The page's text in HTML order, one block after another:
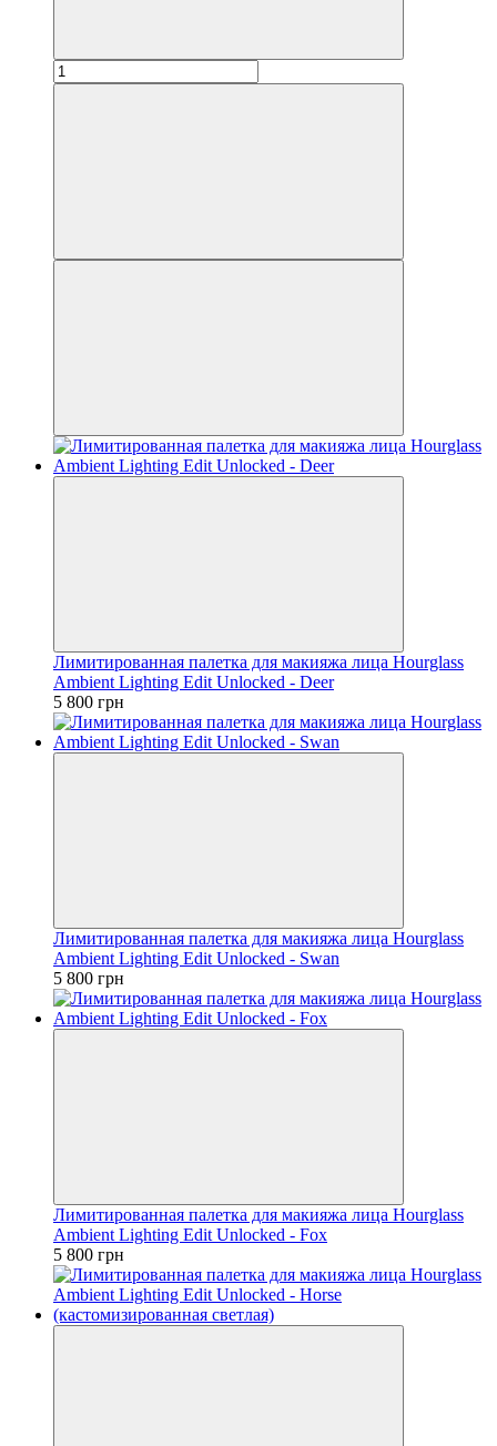
Лимитированная палетка для макияжа лица Hourglass
Ambient Lighting Edit Unlocked - Deer
5 800 грн
Лимитированная палетка для макияжа лица Hourglass
Ambient Lighting Edit Unlocked - Swan
5 800 грн
Лимитированная палетка для макияжа лица Hourglass
Ambient Lighting Edit Unlocked - Fox
5 800 грн